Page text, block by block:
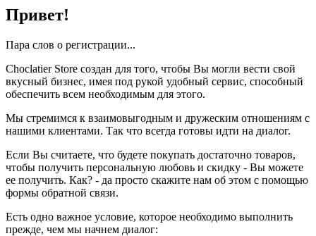
Привет!
Пара слов о регистрации...
Choclatier Store создан для того, чтобы Вы могли вести свой
вкусный бизнес, имея под рукой удобный сервис, способный
обеспечить всем необходимым для этого.
Мы стремимся к взаимовыгодным и дружеским отношениям с
нашими клиентами. Так что всегда готовы идти на диалог.
Если Вы считаете, что будете покупать достаточно товаров,
чтобы получить персональную любовь и скидку - Вы можете
ее получить. Как? - да просто скажите нам об этом с помощью
формы обратной связи.
Есть одно важное условие, которое необходимо выполнить
прежде, чем мы начнем диалог: